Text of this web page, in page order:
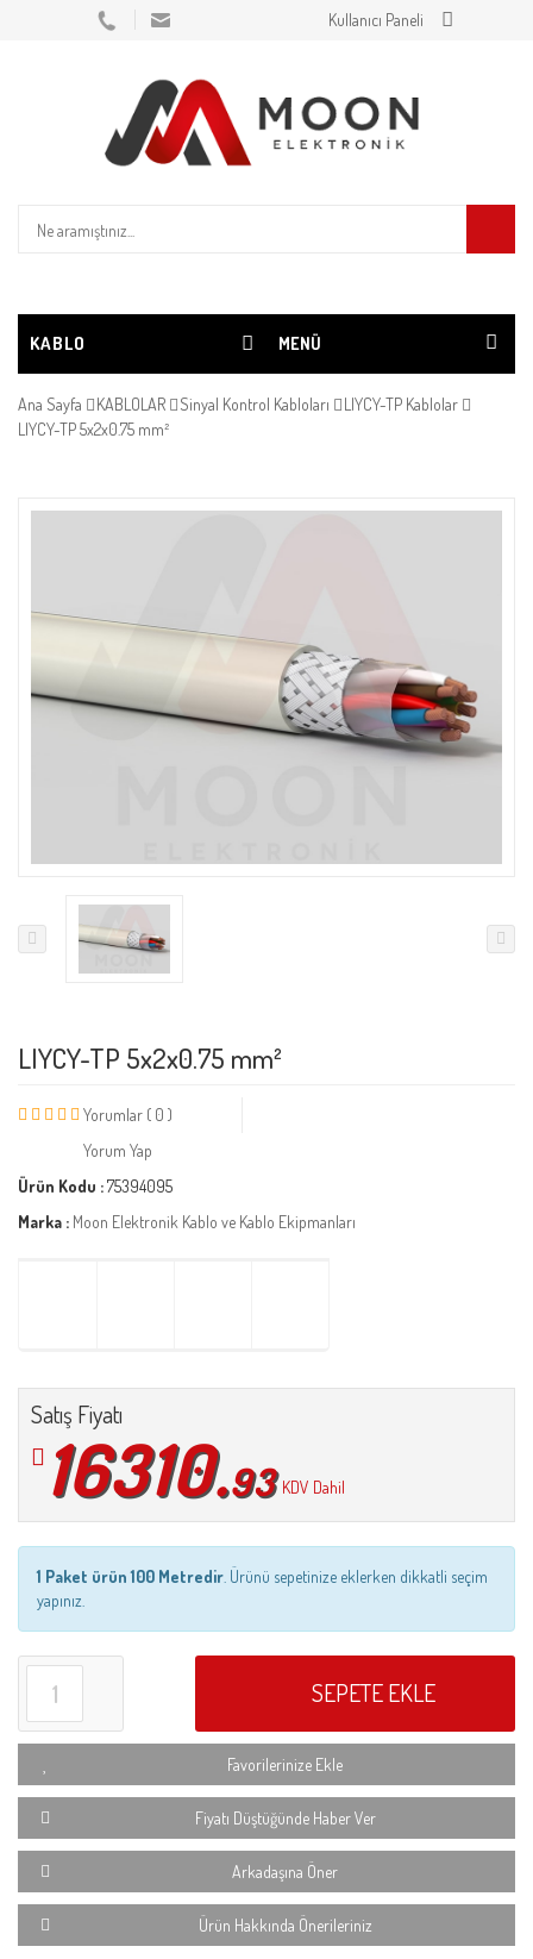
Kullanıcı Paneli
KABLO MENÜ
Ana Sayfa KABLOLAR Sinyal Kontrol Kabloları
LIYCY-TP Kablolar
LIYCY-TP 5x2x0.75 mm²
LIYCY-TP 5x2x0.75 mm²
Yorumlar ( 0 )
Yorum Yap
Ürün Kodu :75394095
Marka : Moon Elektronik Kablo ve Kablo Ekipmanları
Satış Fiyatı
16310.93 KDV Dahil
1 Paket ürün 100 Metredir . Ürünü sepetinize eklerken dikkatli seçim
yapınız.
SEPETE EKLE
Favorilerinize Ekle
Fiyatı Düştüğünde Haber Ver
Arkadaşına Öner
Ürün Hakkında Önerileriniz